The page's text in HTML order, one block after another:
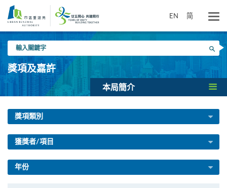
要
EN 简
入
關
鍵
搜尋
獎項及嘉許
本局簡介
獎項類別
獲獎者/項目
年份